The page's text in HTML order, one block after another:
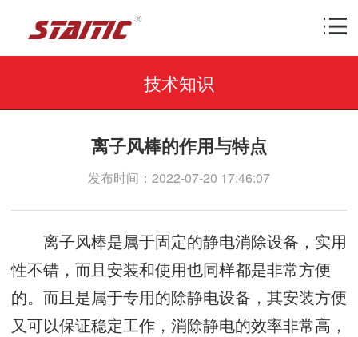
技术知识
离子风棒的作用与特点
发布时间：2022-07-20 17:46:07
离子风棒是属于固定的静电消除设备，实用
性不错，而且安装和使用也同样都是非常方便
的。而且是属于专用的除静电设备，其安装方便
又可以保证稳定工作，消除静电的效率非常高，